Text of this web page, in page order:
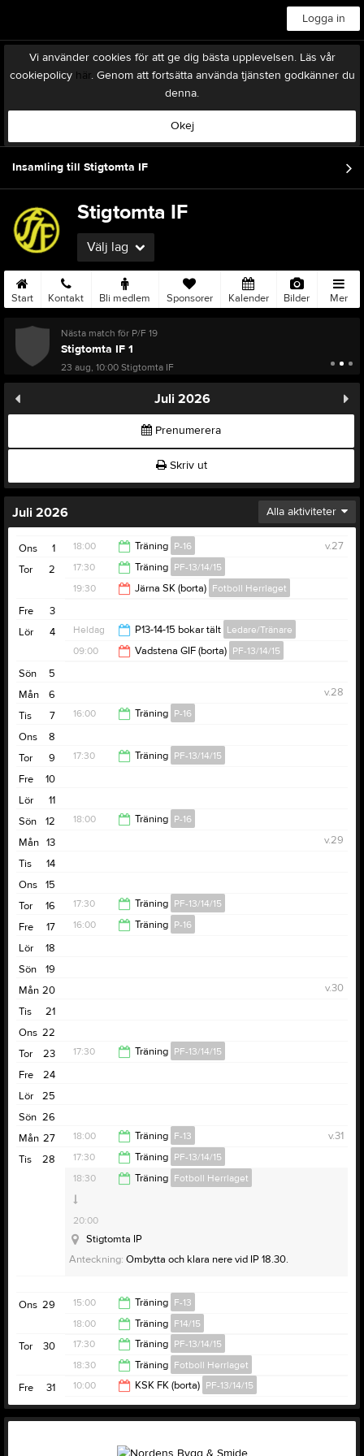
Logga in
Vi använder cookies för att ge dig bästa upplevelsen. Läs vår
cookiepolicy här. Genom att fortsätta använda tjänsten godkänner du
denna.
Okej
Insamling till Stigtomta IF
Stigtomta IF
Välj lag
Start Kontakt Bli medlem Sponsorer Kalender Bilder Mer
Nästa match för P/F 19
Stigtomta IF 1
23 aug, 10:00Stigtomta IF
Juli 2026
Prenumerera
Skriv ut
Juli 2026 Alla aktiviteter
1
Ons v.27
18:00 Träning P-16
19:30
2
Tor 17:30 Träning PF-13/14/15
19:30 Järna SK (borta) Fotboll Herrlaget
21:30
3
Fre
4
Lör Heldag P13-14-15 bokar tält Ledare/Tränare
09:00
Vadstena GIF (borta) PF-13/14/15
5
Sön
6
Mån
v.28
7
Tis 16:00 Träning P-16
18:00
8
Ons
9
Tor 17:30 Träning PF-13/14/15
10
Fre
11
Lör
12
Sön 18:00 Träning P-16
13
Mån
v.29
14
Tis
15
Ons
16
Tor 17:30 Träning PF-13/14/15
17
Fre 16:00 Träning P-16
18
Lör
19
Sön
20
Mån
v.30
21
Tis
22
Ons
23
Tor 17:30 Träning PF-13/14/15
24
Fre
25
Lör
26
Sön
27
Mån v.31
18:00 Träning F-13
19:30
28
Tis 17:30 Träning PF-13/14/15
19:00
Stigtomta IP
18:30 Träning Fotboll Herrlaget
20:00
Stigtomta IP
Anteckning: Ombytta och klara nere vid IP 18.30.
29
Ons 15:00 Träning F-13
16:30
18:00 Träning F14/15
19:30
30
Tor 17:30 Träning PF-13/14/15
19:00
18:30 Träning Fotboll Herrlaget
20:00
31
Fre 10:00 KSK FK (borta) PF-13/14/15
16:00